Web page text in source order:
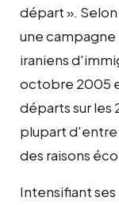
départ ».
une campagne
iraniens
octobre 2005
départs sur les
plupart d'entre
des raisons
Intensifiant